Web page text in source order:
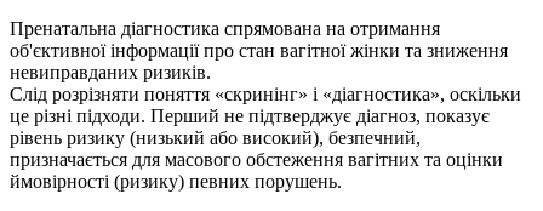
Пренатальна діагностика спрямована на отримання
об'єктивної інформації про стан вагітної жінки та зниження
невиправданих ризиків.
Слід розрізняти поняття «скринінг» і «діагностика», оскільки
це різні підходи. Перший не підтверджує діагноз, показує
рівень ризику (низький або високий), безпечний,
призначається для масового обстеження вагітних та оцінки
ймовірності (ризику) певних порушень.